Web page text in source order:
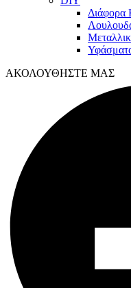
Διάφορα
ΑΚΟΛΟΥΘΗΣΤΕ ΜΑΣ